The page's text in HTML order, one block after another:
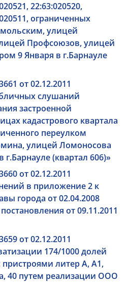
22:63:020520,
ограниченных
улицей
Профсоюзов, улицей
9 Января в г.Барнауле
от 02.12.2011
слушаний
застроенной
кадастрового квартала
переулком
улицей Ломоносова
(квартал 606)»
от 02.12.2011
в приложение 2 к
города от 02.04.2008
от 09.11.2011
от 02.12.2011
174/1000 долей
литер А, А1,
40 путем реализации ООО